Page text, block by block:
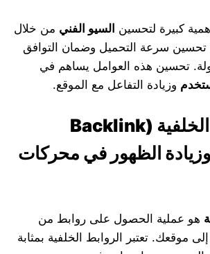
كبيرة لتحسين السيو الفني من خلال
تحسين سرعة التحميل وضمان التوافق
تحسين هذه العوامل يساهم في
وزيادة التفاعل مع الموقع.
(Backlink
وزيادة الظهور في محركات
هو عملية الحصول على روابط من
موقعك. تعتبر الروابط الخلفية بمثابة